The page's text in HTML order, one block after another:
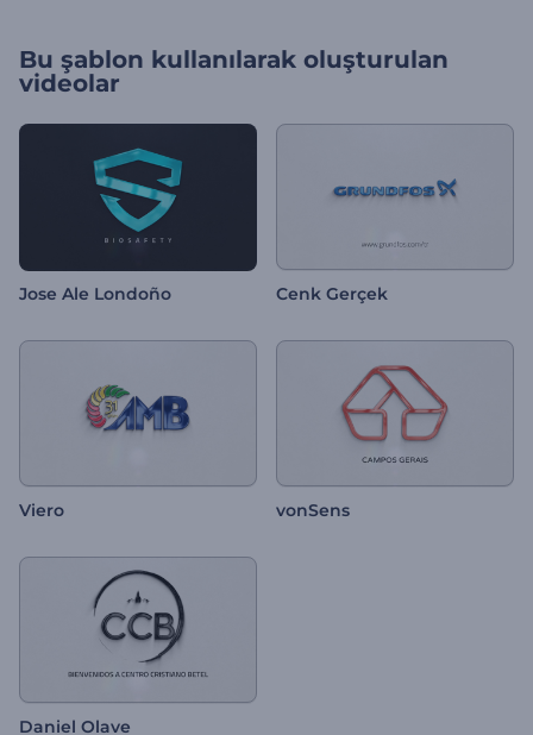
Bu şablon kullanılarak oluşturulan
videolar
Jose Ale Londoño Cenk Gerçek
Viero vonSens
Daniel Olave